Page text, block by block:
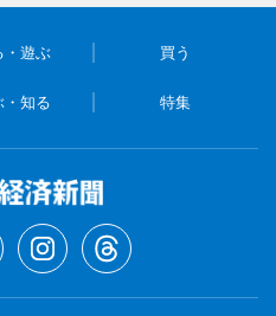
・遊ぶ 買う
・知る 特集